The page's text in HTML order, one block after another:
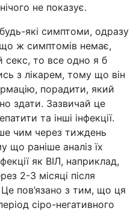
не показує.
які симптоми, одразу
ж симптомів немає,
то все одно я б
з лікарем, тому що він
порадити, який
здати. Зазвичай це
та інші інфекції.
чим через тиждень
що раніше аналіз їх
як ВІЛ, наприклад,
2-3 місяці після
Це пов’язано з тим, що ця
сіро-негативного